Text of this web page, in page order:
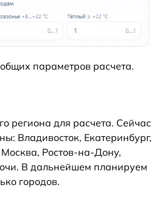
параметров расчета.
региона для расчета. Сейчас
Владивосток, Екатеринбург,
Ростов-на-Дону,
В дальнейшем планируем
городов.